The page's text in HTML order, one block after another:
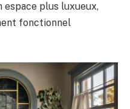
espace plus luxueux,
fonctionnel